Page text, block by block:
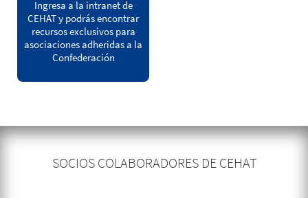
Ingresa a la intranet de
CEHAT y podrás encontrar
recursos exclusivos para
asociaciones adheridas a la
Confederación
SOCIOS COLABORADORES DE CEHAT